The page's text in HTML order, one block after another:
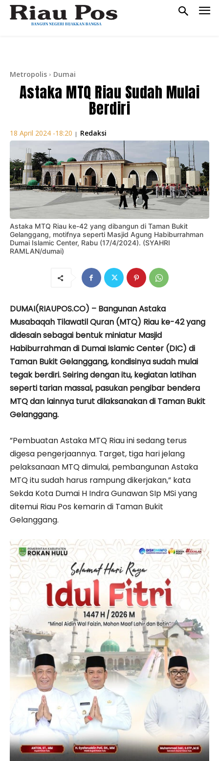
Metropolis Dumai
Astaka MTQ Riau Sudah Mulai
Berdiri
18 April 2024 -18:20 | Redaksi
Astaka MTQ Riau ke-42 yang dibangun di Taman Bukit
Gelanggang, motifnya seperti Masjid Agung Habiburrahman
Dumai Islamic Center, Rabu (17/4/2024). (SYAHRI
RAMLAN/dumai)
DUMAI(RIAUPOS.CO) – Bangunan Astaka
Musabaqah Tilawatil Quran (MTQ) Riau ke-42 yang
didesain sebagai bentuk miniatur Masjid
Habiburrahman di Dumai Islamic Center (DIC) di
Taman Bukit Gelanggang, kondisinya sudah mulai
tegak berdiri. Seiring dengan itu, kegiatan latihan
seperti tarian massal, pasukan pengibar bendera
MTQ dan lainnya turut dilaksanakan di Taman Bukit
Gelanggang.
”Pembuatan Astaka MTQ Riau ini sedang terus
digesa pengerjaannya. Target, tiga hari jelang
pelaksanaan MTQ dimulai, pembangunan Astaka
MTQ itu sudah harus rampung dikerjakan,” kata
Sekda Kota Dumai H Indra Gunawan SIp MSi yang
ditemui Riau Pos kemarin di Taman Bukit
Gelanggang.